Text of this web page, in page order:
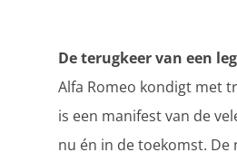
De terugkeer van een
Alfa Romeo kondigt met
is een manifest van de
nu én in de toekomst. De